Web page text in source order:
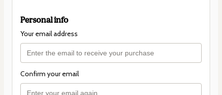
Personal info
Your email address
Confirm your email